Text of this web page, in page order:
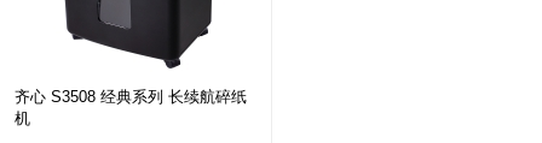
齐心 S3508 经典系列 长续航碎纸
机